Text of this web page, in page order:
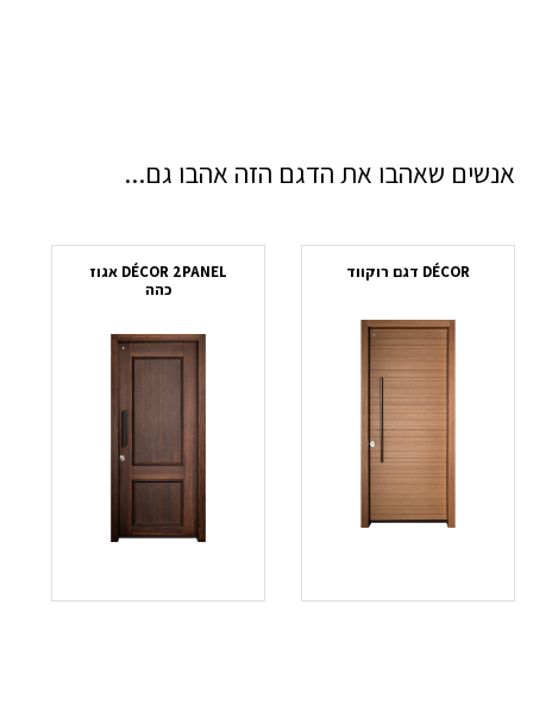
אנשים שאהבו את הדגם הזה אהבו גם...
DÉCOR דגם רוקווד
DÉCOR 2PANEL אגוז
כהה